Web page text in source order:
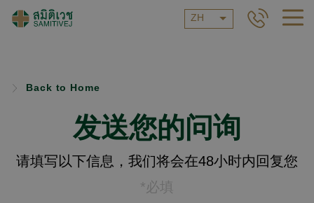
ZH
Back to Home
发送您的问询
请填写以下信息，我们将会在48小时内回复您
*必填